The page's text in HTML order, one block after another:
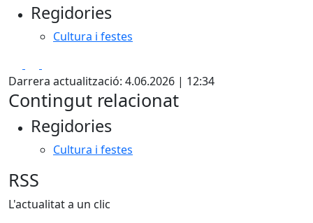
Regidories
Cultura i festes
Darrera actualització: 4.06.2026 | 12:34
Contingut relacionat
Regidories
Cultura i festes
RSS
L'actualitat a un clic